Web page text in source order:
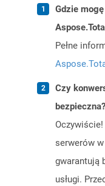
Gdzie
Pełne
Czy
bezpieczna?
serwerów
gwarantują
usługi.